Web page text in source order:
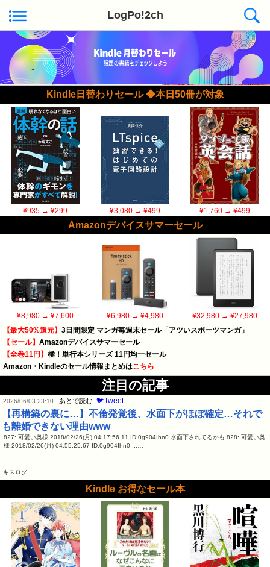
LogPo!2ch
Kindle日替わりセール ◆本日50冊が対象
¥935→ ¥299 ¥3,080→ ¥499 ¥1,760→ ¥499
Amazonデバイスサマーセール
¥8,980→ ¥7,600 ¥6,980→ ¥4,980 ¥32,980→ ¥27,980
【最大50%還元】 3日間限定 マンガ毎週末セール「アツいスポーツマンガ」
【セール】 Amazonデバイスサマーセール
【全巻11円】 極！単行本シリーズ 11円均一セール
Amazon・Kindleのセール情報まとめはこちら
注目の記事
2026/06/03 23:10 あとで読む 🐦Tweet
【再構築の裏に…】不倫発覚後、水面下がほぼ確定…それで
も離婚できない理由www
827: 可愛い奥様 2018/02/26(月) 04:17:56.11 ID:0g904Ihn0 水面下されてるかも 828: 可愛い奥
様 2018/02/26(月) 04:55:25.67 ID:0g904Ihn0 ...…
キスログ
Kindle お得なセール本